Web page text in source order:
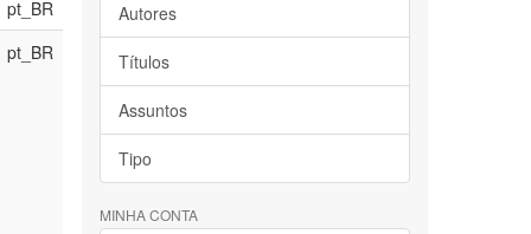
pt_BR
pt_BR
Autores
Títulos
Assuntos
Tipo
MINHA CONTA